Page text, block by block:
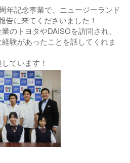
年記念事業で、ニュージーランド
告に来てくださいました！
のトヨタやDAISOを訪問され、
験があったことを話してくれま
ています！